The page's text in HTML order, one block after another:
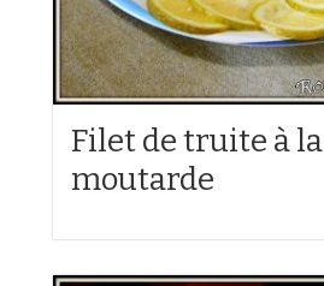
Filet de truite à la
moutarde